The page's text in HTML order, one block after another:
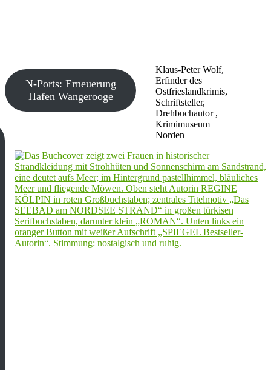
Klaus-Peter Wolf,
Erfinder des
Ostfrieslandkrimis,
Schriftsteller,
Drehbuchautor ,
Krimimuseum
Norden
N-Ports: Erneuerung
Hafen Wangerooge